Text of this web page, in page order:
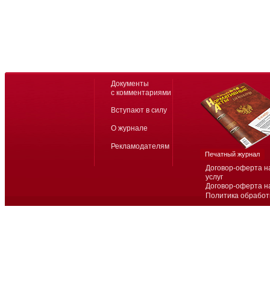
Договор-оферта
услуг
Договор-оферта
Политика
Документы
с комментариями
Вступают в силу
О журнале
Рекламодателям
Печатный журнал